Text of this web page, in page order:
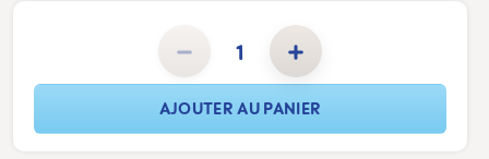
Quantité de produit : Entrez la quantité souhaitée ou utilisez les boutons pour augmenter ou diminuer la
AJOUTER AU PANIER